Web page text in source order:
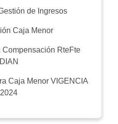
de Ingresos
Caja Menor
Compensación RteFte
DIAN
Caja Menor VIGENCIA
2024